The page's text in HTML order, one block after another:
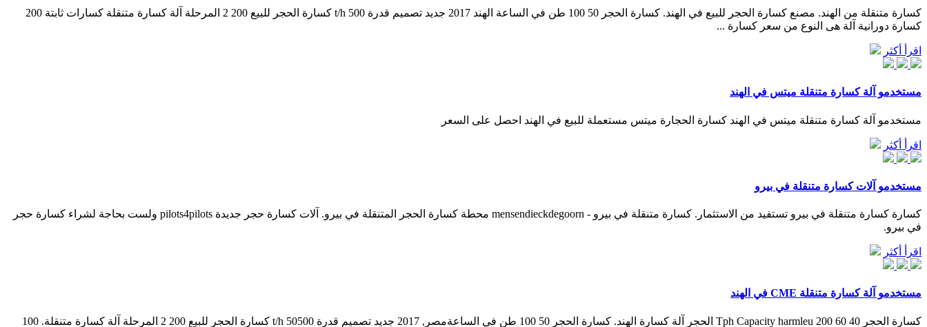
كسارة متنقلة من الهند. مصنع كسارة الحجر للبيع في الهند. كسارة الحجر 50 100 طن في الساعة الهند 2017 جديد تصميم قدرة 500 t/h كسارة الحجر للبيع 200 2 المرحلة آلة كسارة متنقلة كسارات ثابتة 200
كسارة دورانية آلة هى النوع من سعر كسارة ...
اقرأ أكثر
مستخدمو آلة كسارة متنقلة ميتس في الهند
مستخدمو آلة كسارة متنقلة ميتس في الهند كسارة الحجارة ميتس مستعملة للبيع في الهند احصل على السعر
اقرأ أكثر
مستخدمو آلات كسارة متنقلة في بيرو
كسارة كسارة متنقلة في بيرو تستفيد من الاستثمار. كسارة متنقلة في بيرو - mensendieckdegoorn محطة كسارة الحجر المتنقلة في بيرو. آلات كسارة حجر جديدة pilots4pilots ولست بحاجة لشراء كسارة حجر
في بيرو.
اقرأ أكثر
مستخدمو آلة كسارة متنقلة CME في الهند
كسارة الحجر 40 60 Tph Capacity harmleu 200 الحجر آلة كسارة الهند. كسارة الحجر 50 100 طن في الساعةمصر, 2017 جديد تصميم قدرة 50500 t/h كسارة الحجر للبيع 200 2 المرحلة آلة كسارة متنقلة. 100